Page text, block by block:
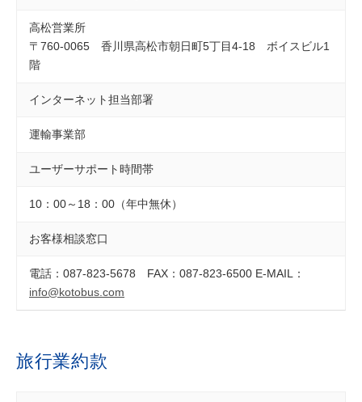
高松営業所
〒760-0065 香川県高松市朝日町5丁目4-18 ボイスビル1
階
インターネット担当部署
運輸事業部
ユーザーサポート時間帯
10：00～18：00（年中無休）
お客様相談窓口
電話：087-823-5678 FAX：087-823-6500 E-MAIL：
info@kotobus.com
旅行業約款